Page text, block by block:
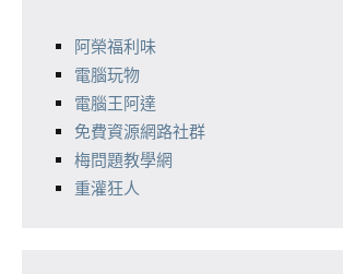
阿榮福利味
電腦玩物
電腦王阿達
免費資源網路社群
梅問題教學網
重灌狂人